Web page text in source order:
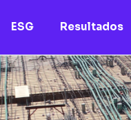
ESG Resultados